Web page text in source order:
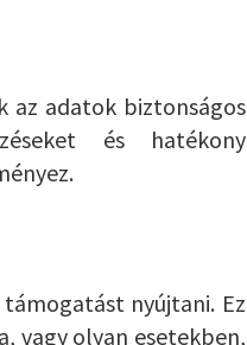
az adatok biztonságos
és hatékony
nyújtani. Ez
vagy olyan esetekben,